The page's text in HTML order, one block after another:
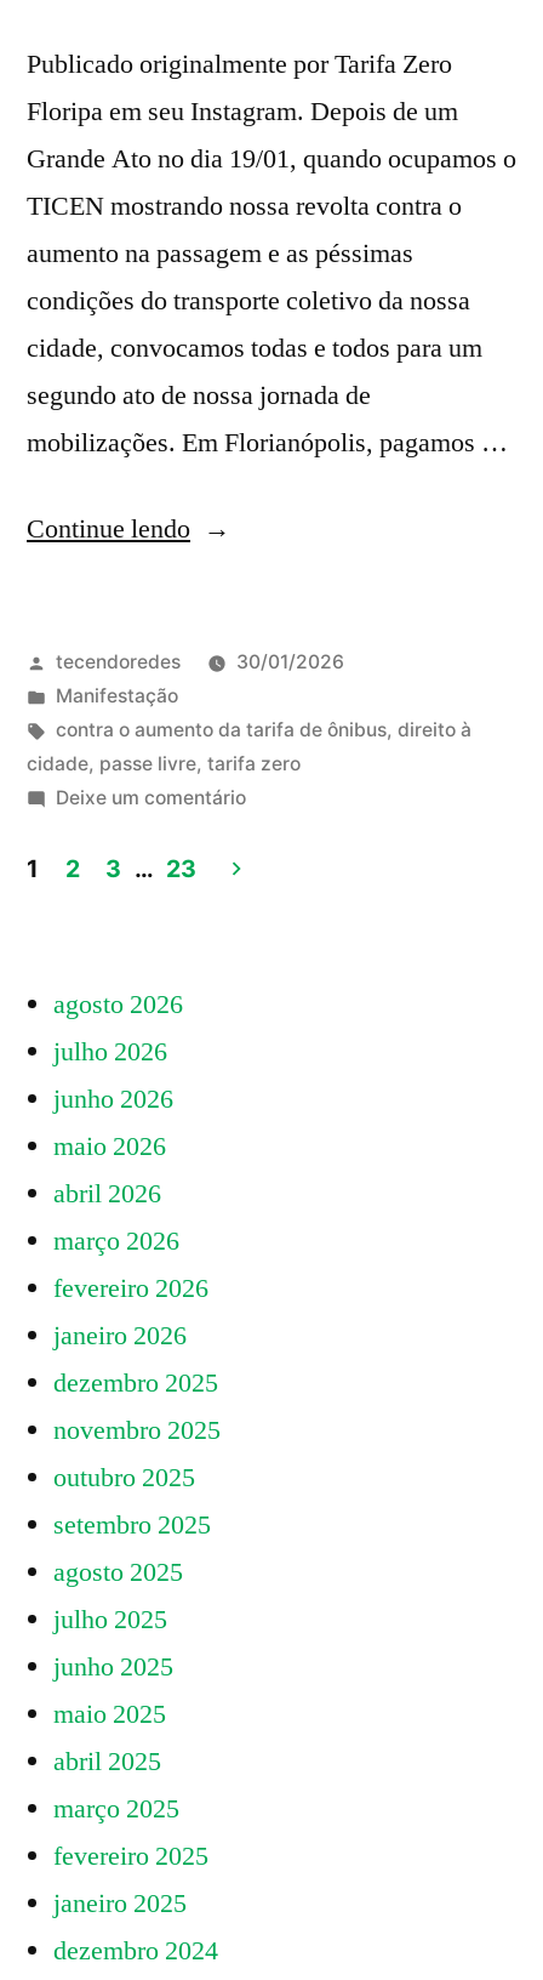
Publicado originalmente por Tarifa Zero
Floripa em seu Instagram. Depois de um
Grande Ato no dia 19/01, quando ocupamos o
TICEN mostrando nossa revolta contra o
aumento na passagem e as péssimas
condições do transporte coletivo da nossa
cidade, convocamos todas e todos para um
segundo ato de nossa jornada de
mobilizações. Em Florianópolis, pagamos …
Continue lendo“2°
RUA
PELA
REVOGAÇÃO
DO
AUMENTO
Publicado
por
tecendoredes
30/01/2026
Publicado
em
Manifestação
Tags:
contra o aumento da tarifa de ônibus, direito à
cidade, passe livre, tarifa zero
Deixe um comentárioem
posts
1 2 3 … 23
agosto 2026
julho 2026
junho 2026
maio 2026
abril 2026
março 2026
fevereiro 2026
janeiro 2026
dezembro 2025
novembro 2025
outubro 2025
setembro 2025
agosto 2025
julho 2025
junho 2025
maio 2025
abril 2025
março 2025
fevereiro 2025
janeiro 2025
dezembro 2024